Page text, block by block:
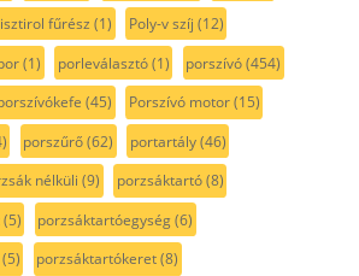
fűrész (1) Poly-v szíj (12)
(1) porleválasztó(1) porszívó(454)
(45) Porszívó motor(15)
porszűrő(62) portartály(46)
nélküli (9) porzsáktartó(8)
(5) porzsáktartóegység(6)
porzsáktartókeret(8)